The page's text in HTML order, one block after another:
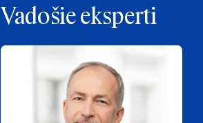
Vadošie eksperti